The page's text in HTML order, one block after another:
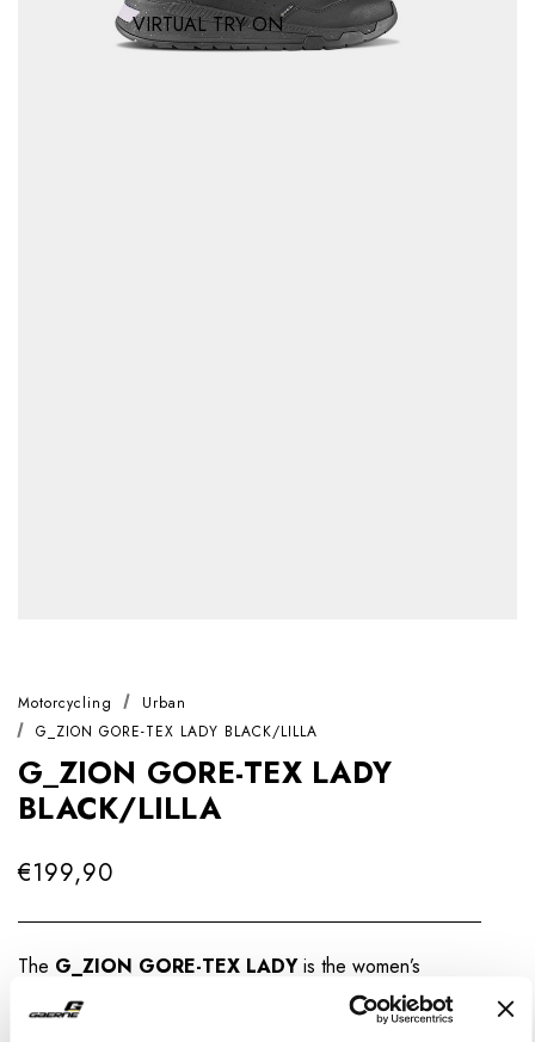
VIRTUAL TRY ON
Motorcycling
Urban
G_ZION GORE-TEX LADY BLACK/LILLA
G_ZION GORE-TEX LADY
BLACK/LILLA
€199,90
The G_ZION GORE-TEX LADYis the women’s
version of the G_ZION GORE-TEX model, a technical
motorcycle shoe designed for urban use and engineered